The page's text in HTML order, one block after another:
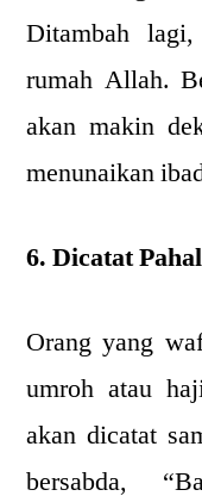
Ditambah
rumah Allah.
akan makin
menunaikan
6. Dicatat
Orang yang
umroh atau
akan dicatat
bersabda,